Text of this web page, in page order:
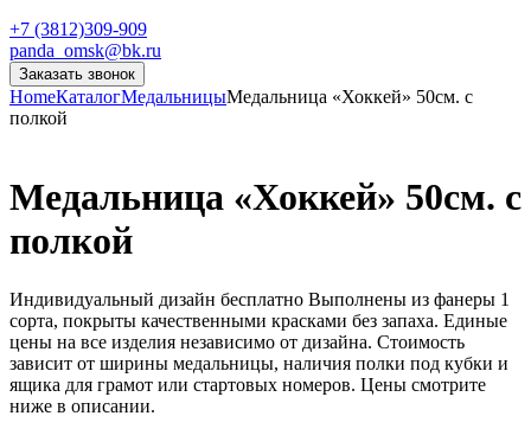
+7 (3812)309-909
panda_omsk@bk.ru
Заказать звонок
HomeКаталогМедальницыМедальница «Хоккей» 50см. с
полкой
Медальница «Хоккей» 50см. с
полкой
Индивидуальный дизайн бесплатно Выполнены из фанеры 1
сорта, покрыты качественными красками без запаха. Единые
цены на все изделия независимо от дизайна. Стоимость
зависит от ширины медальницы, наличия полки под кубки и
ящика для грамот или стартовых номеров. Цены смотрите
ниже в описании.